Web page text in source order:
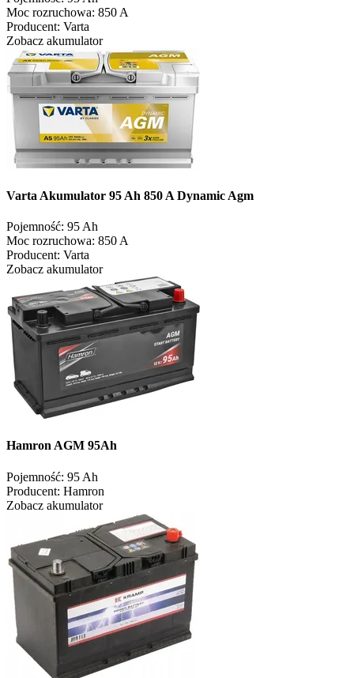
Moc rozruchowa: 850 A
Producent: Varta
Zobacz akumulator
Varta Akumulator 95 Ah 850 A Dynamic Agm
Pojemność: 95 Ah
Moc rozruchowa: 850 A
Producent: Varta
Zobacz akumulator
Hamron AGM 95Ah
Pojemność: 95 Ah
Producent: Hamron
Zobacz akumulator